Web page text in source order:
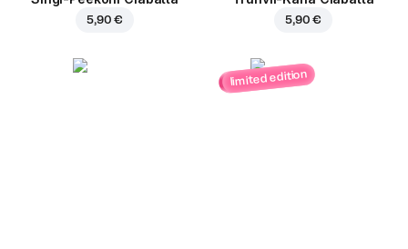
5,90 € 5,90 €
limited edition